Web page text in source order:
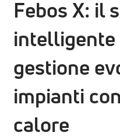
Febos X: il
intelligente
gestione
impianti
calore